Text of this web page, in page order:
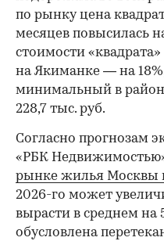
00:00
по рынку цена
месяцев повысилась
стоимости
на Якиманке — на
минимальный в
228,7 тыс. руб.
Согласно прогнозам
«РБК
рынке жилья Москвы
2026-го может
вырасти в среднем на
обусловлена